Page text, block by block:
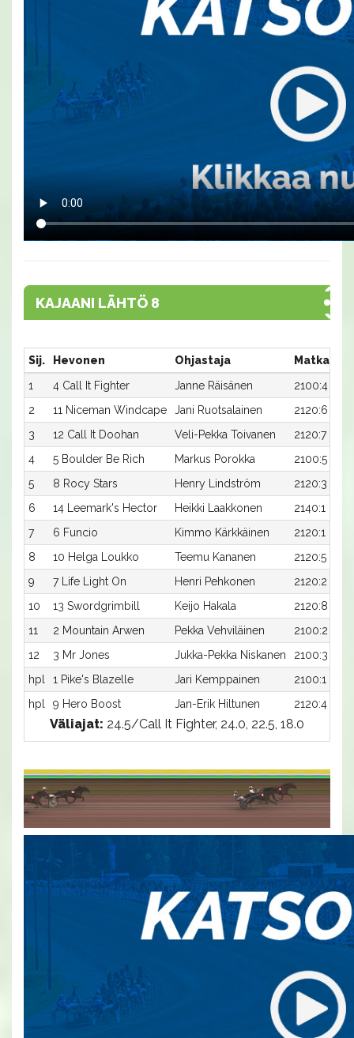
KAJAANI LÄHTÖ 8
Sij. Hevonen Ohjastaja
1
4 Call It Fighter Janne Räisänen
2100:4
2
11 Niceman Windcape Jani Ruotsalainen
2120:6
3
12 Call It Doohan Veli-Pekka Toivanen
2120:7
4
5 Boulder Be Rich Markus Porokka
2100:5
5
8 Rocy Stars Henry Lindström
2120:3
6
14 Leemark's Hector Heikki Laakkonen
2140:1
7
6 Funcio Kimmo Kärkkäinen
2120:1
8
10 Helga Loukko Teemu Kananen
2120:5
9
7 Life Light On Henri Pehkonen
2120:2
10
13 Swordgrimbill Keijo Hakala
2120:8
11
2 Mountain Arwen Pekka Vehviläinen
2100:2
12
3 Mr Jones Jukka-Pekka Niskanen
2100:3
hpl
1 Pike's Blazelle Jari Kemppainen
2100:1
hpl
9 Hero Boost Jan-Erik Hiltunen 2120:4
Väliajat: 24.5/Call It Fighter, 24.0, 22.5, 18.0